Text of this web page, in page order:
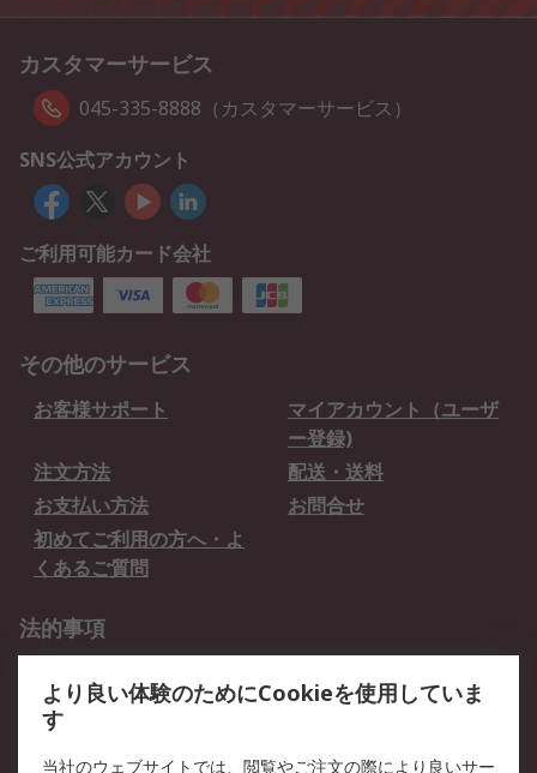
カスタマーサービス
045-335-8888（カスタマーサービス）
SNS公式アカウント
ご利用可能カード会社
その他のサービス
お客様サポート
マイアカウント（ユーザ
ー登録)
注文方法
配送・送料
お支払い方法
お問合せ
初めてご利用の方へ・よ
くあるご質問
法的事項
クッキーポリシー
より良い体験のためにCookieを使用していま
す
当社のウェブサイトでは、閲覧やご注文の際により良いサー